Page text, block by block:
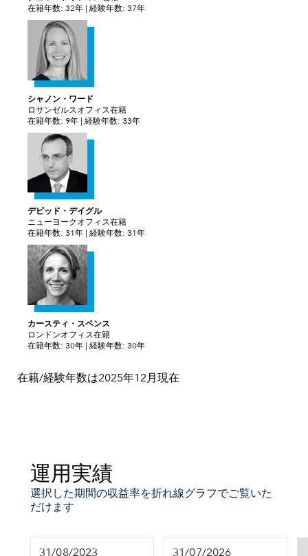
在籍年数: 32年 | 経験年数: 37年
シャノン・ワード
ロサンゼルスオフィス在籍
在籍年数: 9年 | 経験年数: 33年
デビッド・デイグル
ニューヨークオフィス在籍
在籍年数: 31年 | 経験年数: 31年
カースティ・スペンス
ロンドンオフィス在籍
在籍年数: 30年 | 経験年数: 30年
在籍/経験年数は2025年12月現在
運用実績
選択した期間の収益率を折れ線グラフでご覧いた
だけます